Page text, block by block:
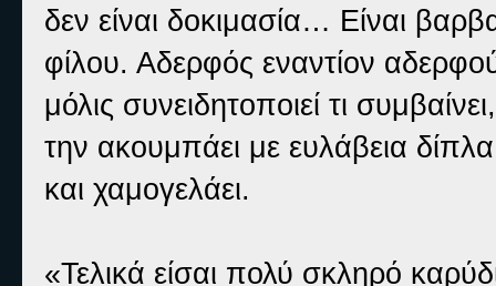
δεν είναι δοκιμασία… Είναι
φίλου. Αδερφός εναντίον
μόλις συνειδητοποιεί τι
την ακουμπάει με ευλάβεια
και χαμογελάει.
«Τελικά είσαι πολύ σκληρό